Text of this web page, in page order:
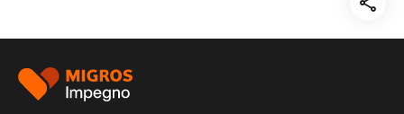
auf:
Piè
pagina